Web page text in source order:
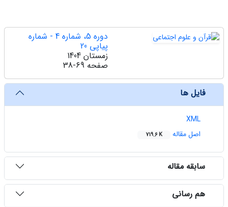
دوره 5، شماره 4 - شماره
پیاپی 20
زمستان 1404
صفحه 38-69
فایل ها
XML
اصل مقاله
719.6 K
سابقه مقاله
هم رسانی